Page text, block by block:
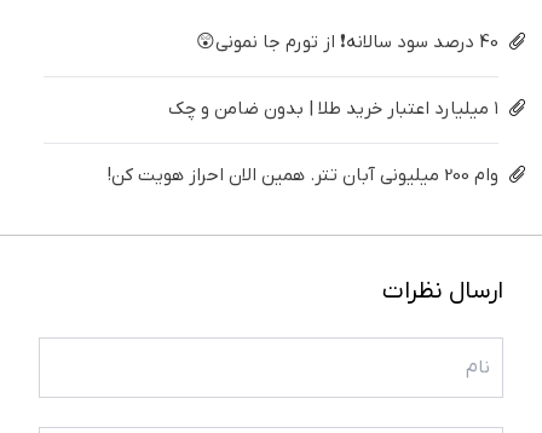
40 درصد سود سالانه❗ از تورم جا نمونی😲
۱ میلیارد اعتبار خرید طلا | بدون ضامن و چک
وام 200 میلیونی آبان تتر. همین الان احراز هویت کن!
ارسال نظرات